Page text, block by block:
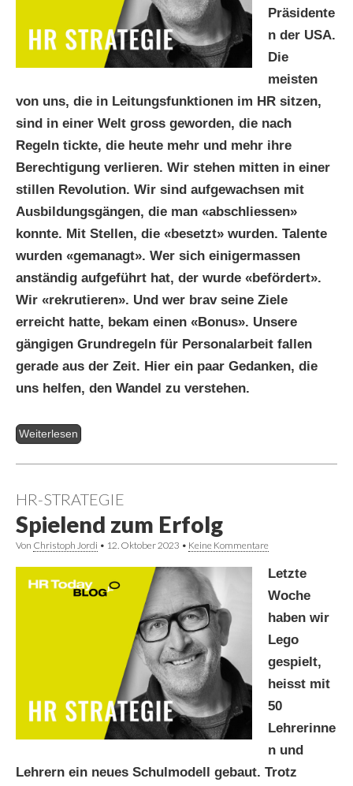
Präsidente
n der USA.
Die
meisten
von uns, die in Leitungsfunktionen im HR sitzen,
sind in einer Welt gross geworden, die nach
Regeln tickte, die heute mehr und mehr ihre
Berechtigung verlieren. Wir stehen mitten in einer
stillen Revolution. Wir sind aufgewachsen mit
Ausbildungsgängen, die man «abschliessen»
konnte. Mit Stellen, die «besetzt» wurden. Talente
wurden «gemanagt». Wer sich einigermassen
anständig aufgeführt hat, der wurde «befördert».
Wir «rekrutieren». Und wer brav seine Ziele
erreicht hatte, bekam einen «Bonus». Unsere
gängigen Grundregeln für Personalarbeit fallen
gerade aus der Zeit. Hier ein paar Gedanken, die
uns helfen, den Wandel zu verstehen.
Weiterlesen
HR-STRATEGIE
Spielend zum Erfolg
Von Christoph Jordi • 12. Oktober 2023 • Keine Kommentare
Letzte
Woche
haben wir
Lego
gespielt,
heisst mit
50
Lehrerinne
n und
Lehrern ein neues Schulmodell gebaut. Trotz